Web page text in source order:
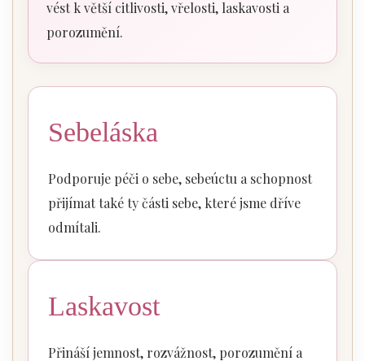
vést k větší citlivosti, vřelosti, laskavosti a
porozumění.
Sebeláska
Podporuje péči o sebe, sebeúctu a schopnost
přijímat také ty části sebe, které jsme dříve
odmítali.
Laskavost
Přináší jemnost, rozvážnost, porozumění a